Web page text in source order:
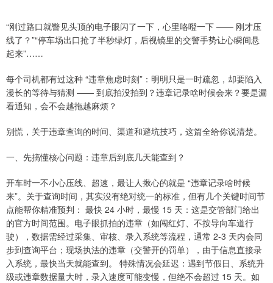
“刚过路口就瞥见头顶的电子眼闪了一下，心里咯噔一下 —— 刚才压
线了？”“停车场出口抢了半秒绿灯，后视镜里的交警手势让心瞬间悬
起来”……
每个司机都有过这种 “违章焦虑时刻”：明明只是一时疏忽，却要陷入
漫长的等待与猜测 —— 到底拍没拍到？违章记录啥时候会来？要是漏
看通知，会不会越拖越麻烦？
别慌，关于违章查询的时间、渠道和避坑技巧，这篇全给你说清楚。
一、先搞懂核心问题：违章后到底几天能查到？
开车时一不小心压线、超速，最让人揪心的就是 “违章记录啥时候
来”。关于查询时间，其实没有绝对统一的标准，但有几个关键时间节
点能帮你精准预判： 最快 24 小时，最慢 15 天：这是交管部门给出
的官方时间范围。电子眼抓拍的违章（如闯红灯、不按导向车道行
驶），数据需经过采集、审核、录入系统等流程，通常 2-3 天内会同
步到查询平台；现场执法的违章（交警开的罚单），由于信息直接录
入系统，最快当天就能查到。 特殊情况会延迟：遇到节假日、系统升
级或违章数据量大时，录入速度可能变慢，但绝不会超过 15 天。如